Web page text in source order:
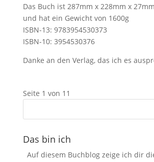
Das Buch ist 287mm x 228mm x
und hat ein Gewicht von 1600g
ISBN-13: 9783954530373
ISBN-10: 3954530376
Danke an den Verlag, das ich es
Seite 1 von 1 1
Das bin ich
Auf diesem Buchblog zeige ich dir